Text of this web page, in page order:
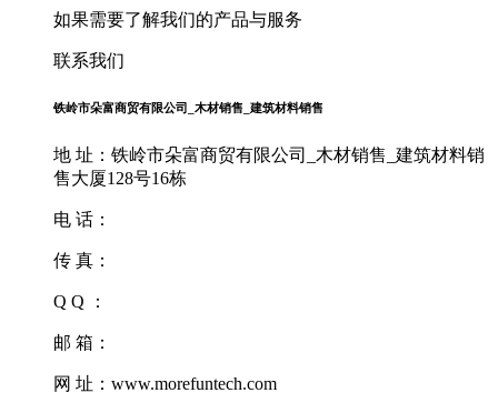
如果需要了解我们的产品与服务
联系我们
铁岭市朵富商贸有限公司_木材销售_建筑材料销售
地 址：铁岭市朵富商贸有限公司_木材销售_建筑材料销
售大厦128号16栋
电 话：
传 真：
Q Q ：
邮 箱：
网 址：www.morefuntech.com